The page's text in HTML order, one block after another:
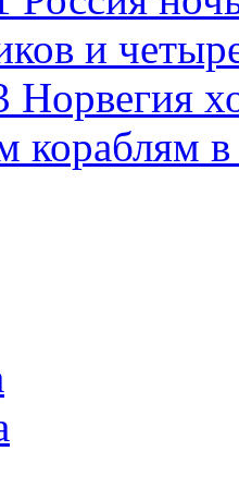
и
Норвегия
кораблям